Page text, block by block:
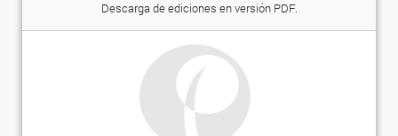
Descarga de ediciones en versión PDF.